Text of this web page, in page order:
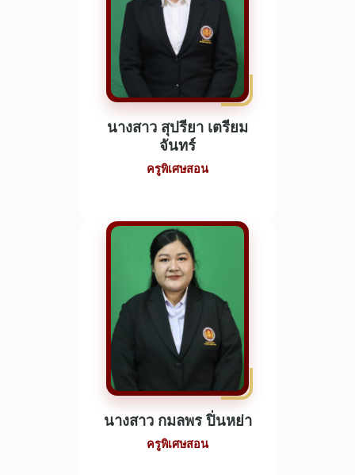
นางสาว สุปรียา เตรียม
จันทร์
ครูพิเศษสอน
นางสาว กมลพร ปิ่นหย่า
ครูพิเศษสอน